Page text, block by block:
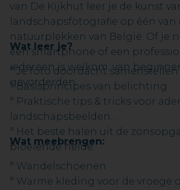
van De Kijkhut leer je de kunst
landschapsfotografie op één van
natuurplekken van België. Of je
een smartphone of een
iedereen is welkom: van
gevorderden.
Wat leer je?
° Je foto doordacht samenstellen
° Basisprincipes van belichting
° Praktische tips & tricks voor
landschapsbeelden
° Het beste halen uit de
bloeiende heide
Wat meebrengen:
° Wandelschoenen
° Warme kleding voor de vroege